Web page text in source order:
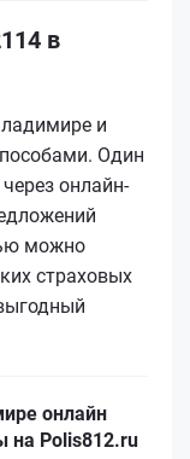
в
и
Один
онлайн-
можно
страховых
онлайн
на Polis812.ru